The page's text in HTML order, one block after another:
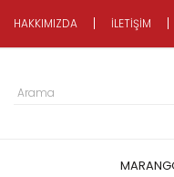
HAKKIMIZDA İLETİŞİM